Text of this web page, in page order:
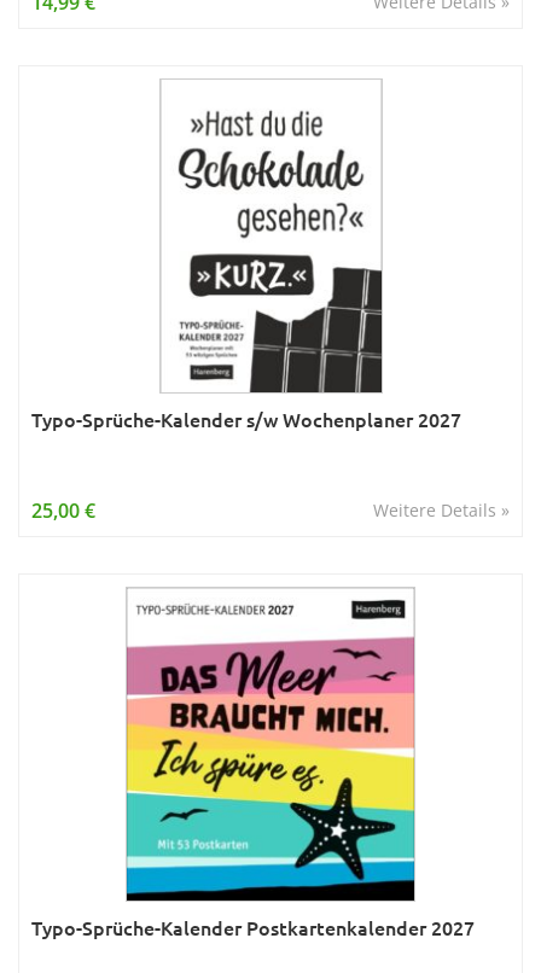
Typo-Sprüche-Kalender s/w Wochenplaner 2027
Weitere Details »
25,00 €
Typo-Sprüche-Kalender Postkartenkalender 2027